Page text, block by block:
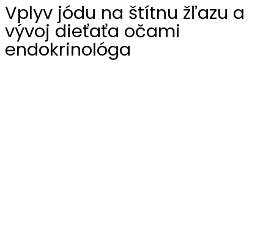
Vplyv jódu na štítnu žľazu a
vývoj dieťaťa očami
endokrinológa